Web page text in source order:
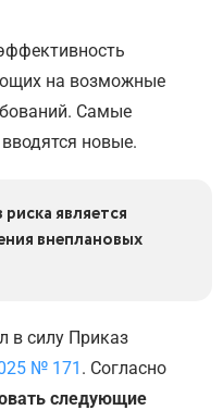
на возможные
Самые
новые.
является
внеплановых
в силу Приказ
№ 171 . Согласно
следующие